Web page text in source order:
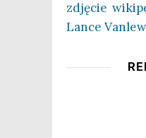
zdję­cie
Lan­ce